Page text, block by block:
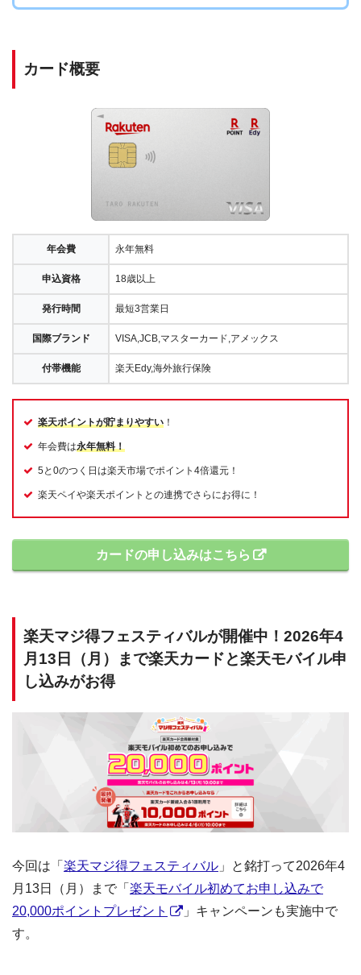
カード概要
年会費 永年無料
申込資格 18歳以上
発行時間 最短3営業日
国際ブランド VISA,JCB,マスターカード,アメックス
付帯機能 楽天Edy,海外旅行保険
楽天ポイントが貯まりやすい ！
年会費は永年無料！
5と0のつく日は楽天市場でポイント4倍還元！
楽天ペイや楽天ポイントとの連携でさらにお得に！
カードの申し込みはこちら
楽天マジ得フェスティバルが開催中！2026年4
月13日（月）まで楽天カードと楽天モバイル申
し込みがお得
今回は「 楽天マジ得フェスティバル 」と銘打って2026年4
月13日（月）まで「 楽天モバイル初めてお申し込みで
20,000ポイントプレゼント
」キャンペーンも実施中で
す。